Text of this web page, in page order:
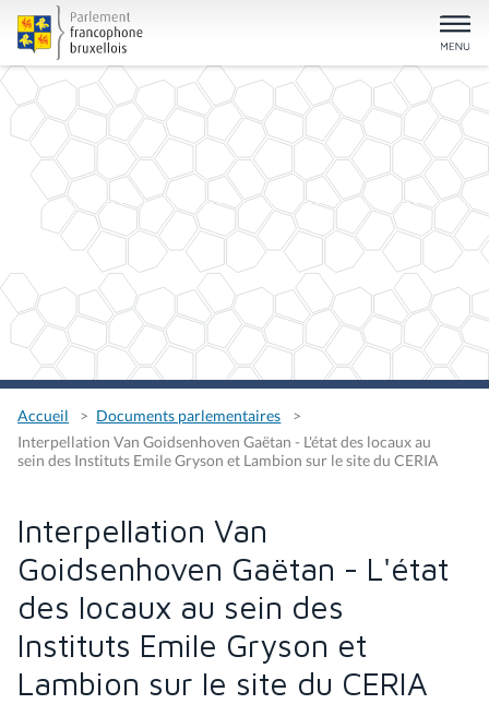
Accueil
Documents parlementaires
Interpellation Van Goidsenhoven Gaëtan - L'état des locaux au
sein des Instituts Emile Gryson et Lambion sur le site du CERIA
Interpellation Van
Goidsenhoven Gaëtan - L'état
des locaux au sein des
Instituts Emile Gryson et
Lambion sur le site du CERIA